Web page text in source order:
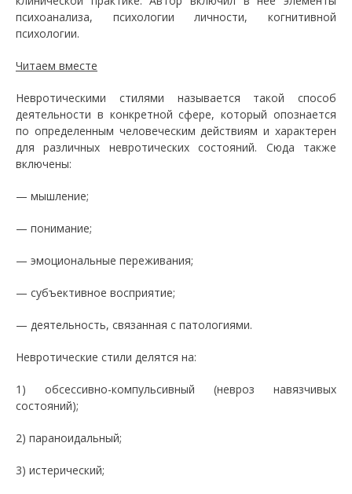
психоанализа, психологии личности, когнитивной
психологии.
Читаем вместе
Невротическими стилями называется такой способ
деятельности в конкретной сфере, который опознается
по определенным человеческим действиям и характерен
для различных невротических состояний. Сюда также
включены:
— мышление;
— понимание;
— эмоциональные переживания;
— субъективное восприятие;
— деятельность, связанная с патологиями.
Невротические стили делятся на:
1) обсессивно-компульсивный (невроз навязчивых
состояний);
2) параноидальный;
3) истерический;